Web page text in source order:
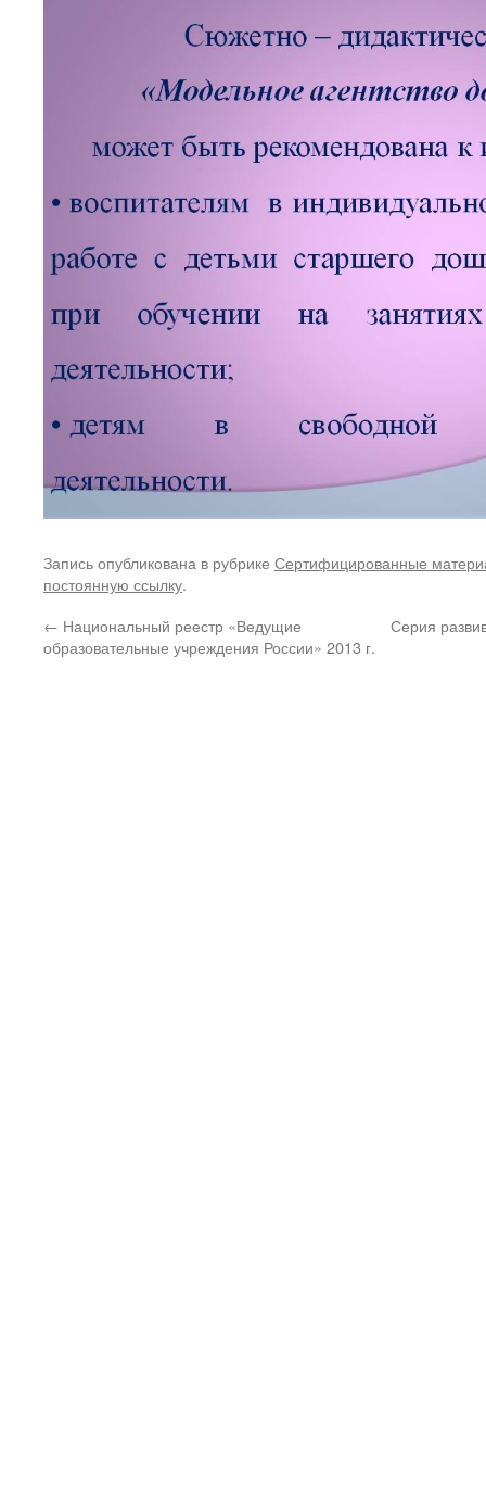
Запись опубликована в рубрике Сертифицированные
постоянную ссылку.
← Национальный реестр «Ведущие
образовательные учреждения России» 2013 г.
Серия